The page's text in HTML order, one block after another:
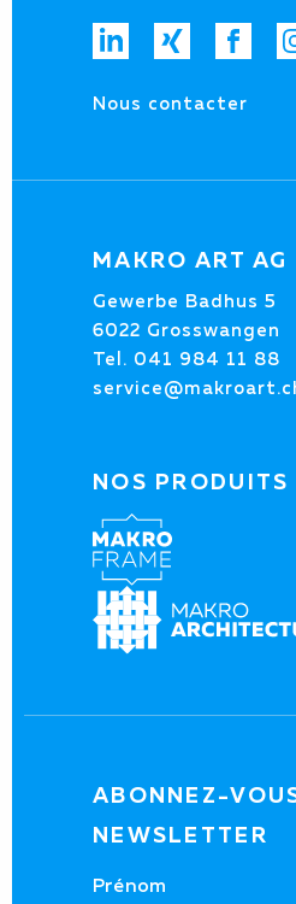
Nous contacter
MAKRO ART AG
Gewerbe Badhus 5
6022 Grosswangen
Tel. 041 984 11 88
NOS PRODUITS
ABONNEZ-
NEWSLETTER